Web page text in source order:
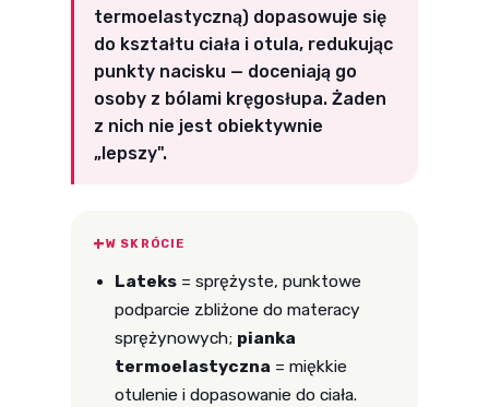
termoelastyczną) dopasowuje się
do kształtu ciała i otula, redukując
punkty nacisku — doceniają go
osoby z bólami kręgosłupa. Żaden
z nich nie jest obiektywnie
„lepszy".
W SKRÓCIE
Lateks = sprężyste, punktowe
podparcie zbliżone do materacy
sprężynowych; pianka
termoelastyczna = miękkie
otulenie i dopasowanie do ciała.